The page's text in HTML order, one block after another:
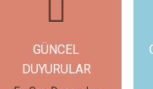
GÜNCEL İLANLAR
En Son İlanlar